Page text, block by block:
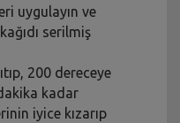
uygulayın ve
serilmiş
200 dereceye
kadar
iyice kızarıp